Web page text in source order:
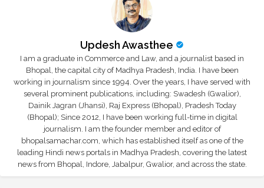
Updesh Awasthee
I am a graduate in Commerce and Law, and a journalist based in
Bhopal, the capital city of Madhya Pradesh, India. I have been
working in journalism since 1994. Over the years, I have served with
several prominent publications, including: Swadesh (Gwalior),
Dainik Jagran (Jhansi), Raj Express (Bhopal), Pradesh Today
(Bhopal); Since 2012, I have been working full-time in digital
journalism. I am the founder member and editor of
bhopalsamachar.com, which has established itself as one of the
leading Hindi news portals in Madhya Pradesh, covering the latest
news from Bhopal, Indore, Jabalpur, Gwalior, and across the state.